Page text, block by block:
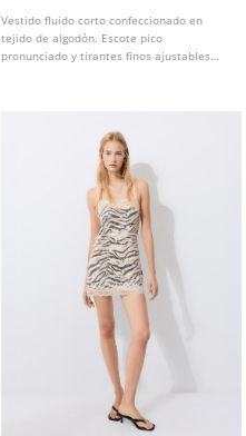
Vestido fluido corto confeccionado en
tejido de algodón. Escote pico
pronunciado y tirantes finos ajustables